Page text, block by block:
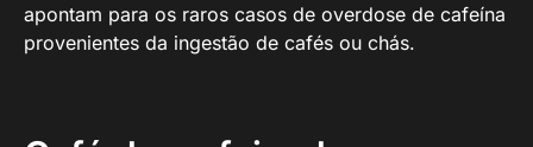
apontam para os raros casos de overdose de cafeína
provenientes da ingestão de cafés ou chás.